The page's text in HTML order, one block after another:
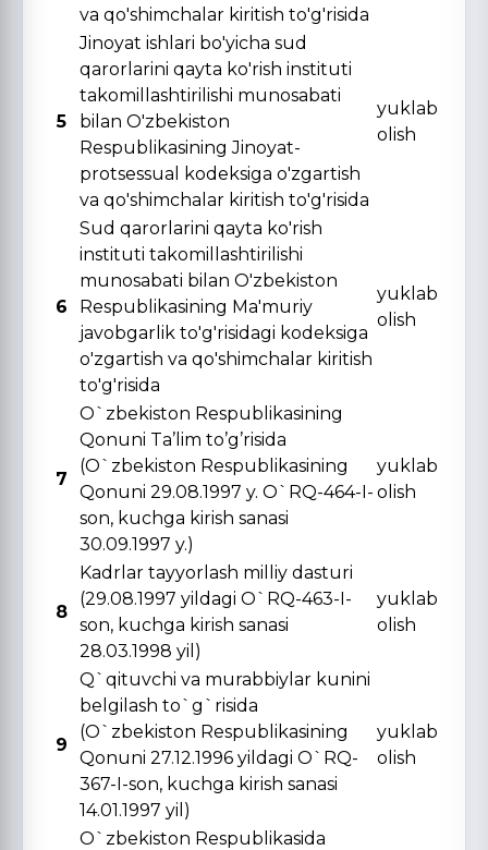
va qo'shimchalar kiritish to'g'risida
5
Jinoyat ishlari bo'yicha sud
qarorlarini qayta ko'rish instituti
takomillashtirilishi munosabati
bilan O'zbekiston
Respublikasining Jinoyat-
protsessual kodeksiga o'zgartish
va qo'shimchalar kiritish to'g'risida
yuklab
olish
6
Sud qarorlarini qayta ko'rish
instituti takomillashtirilishi
munosabati bilan O'zbekiston
Respublikasining Ma'muriy
javobgarlik to'g'risidagi kodeksiga
o'zgartish va qo'shimchalar kiritish
to'g'risida
yuklab
olish
7
O`zbekiston Respublikasining
Qonuni Ta’lim to’g’risida
(O`zbekiston Respublikasining
Qonuni 29.08.1997 y. O`RQ-464-I-
son, kuchga kirish sanasi
30.09.1997 y.)
yuklab
olish
8
Kadrlar tayyorlash milliy dasturi
(29.08.1997 yildagi O`RQ-463-I-
son, kuchga kirish sanasi
28.03.1998 yil)
yuklab
olish
9
Q`qituvchi va murabbiylar kunini
belgilash to`g`risida
(O`zbekiston Respublikasining
Qonuni 27.12.1996 yildagi O`RQ-
367-I-son, kuchga kirish sanasi
14.01.1997 yil)
yuklab
olish
O`zbekiston Respublikasida